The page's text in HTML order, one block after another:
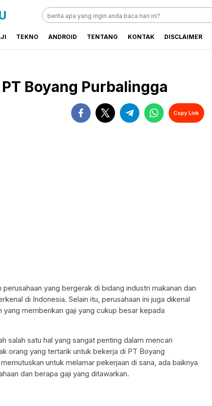
TEKNO ANDROID TENTANG KONTAK DISCLAIMER
Boyang Purbalingga
Copy Link
perusahaan yang bergerak di bidang industri makanan dan
di Indonesia. Selain itu, perusahaan ini juga dikenal
yang memberikan gaji yang cukup besar kepada
salah satu hal yang sangat penting dalam mencari
orang yang tertarik untuk bekerja di PT Boyang
untuk melamar pekerjaan di sana, ada baiknya
dan berapa gaji yang ditawarkan.